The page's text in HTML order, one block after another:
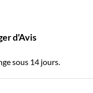
d'Avis
sous 14 jours.